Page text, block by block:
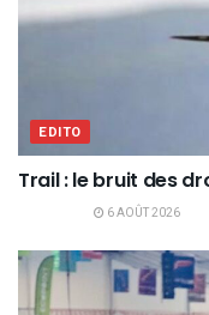
EDITO
Trail : le bruit des
6 AOÛT 2026